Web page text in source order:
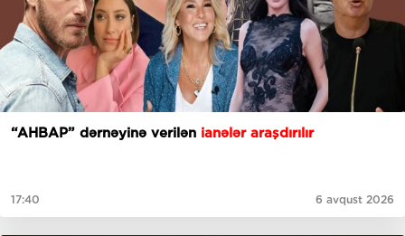
“AHBAP” dərnəyinə verilən ianələr araşdırılır
17:40 6 avqust 2026